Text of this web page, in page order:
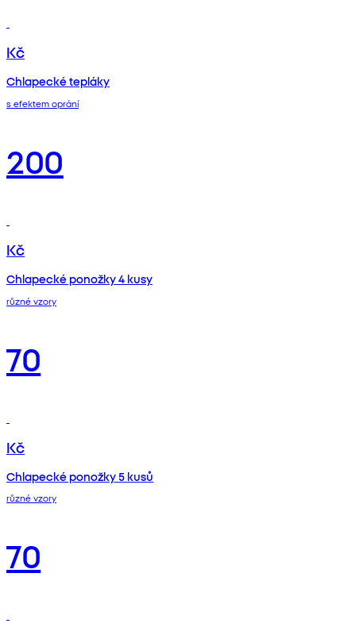
Kč
Chlapecké tepláky
s efektem oprání
200
Kč
Chlapecké ponožky 4 kusy
různé vzory
70
Kč
Chlapecké ponožky 5 kusů
různé vzory
70